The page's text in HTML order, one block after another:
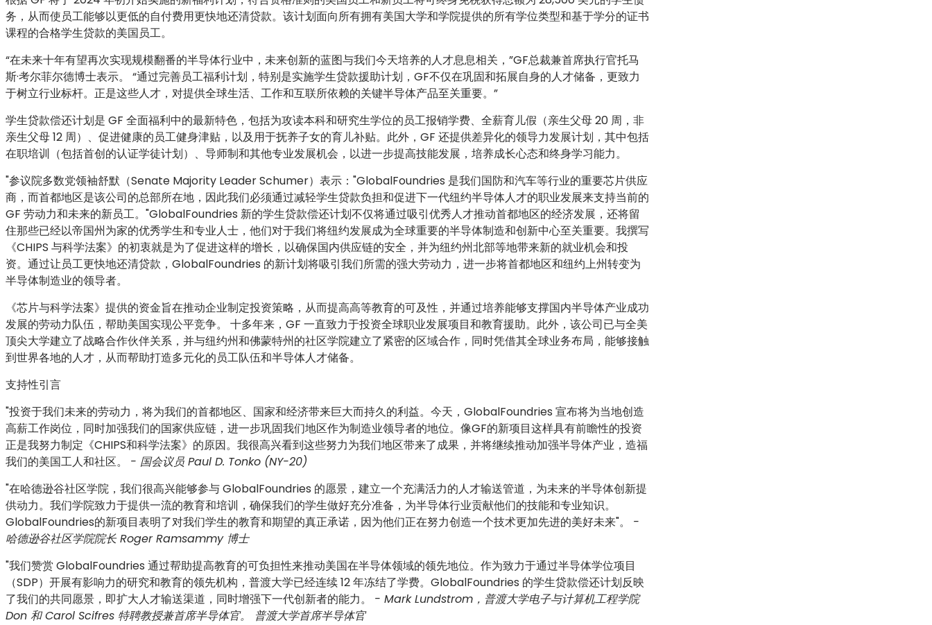
务，从而使员工能够以更低的自付费用更快地还清贷款。该计划面向所有拥有美国大学和学院提供的所有学位类型和基于学分的证书
课程的合格学生贷款的美国员工。
“在未来十年有望再次实现规模翻番的半导体行业中，未来创新的蓝图与我们今天培养的人才息息相关，”GF总裁兼首席执行官托马
斯·考尔菲尔德博士表示。 “通过完善员工福利计划，特别是实施学生贷款援助计划，GF不仅在巩固和拓展自身的人才储备，更致力
于树立行业标杆。正是这些人才，对提供全球生活、工作和互联所依赖的关键半导体产品至关重要。”
学生贷款偿还计划是 GF 全面福利中的最新特色，包括为攻读本科和研究生学位的员工报销学费、全薪育儿假（亲生父母 20 周，非
亲生父母 12 周）、促进健康的员工健身津贴，以及用于抚养子女的育儿补贴。此外，GF 还提供差异化的领导力发展计划，其中包括
在职培训（包括首创的认证学徒计划）、导师制和其他专业发展机会，以进一步提高技能发展，培养成长心态和终身学习能力。
"参议院多数党领袖舒默（Senate Majority Leader Schumer）表示："GlobalFoundries 是我们国防和汽车等行业的重要芯片供应
商，而首都地区是该公司的总部所在地，因此我们必须通过减轻学生贷款负担和促进下一代纽约半导体人才的职业发展来支持当前的
GF 劳动力和未来的新员工。"GlobalFoundries 新的学生贷款偿还计划不仅将通过吸引优秀人才推动首都地区的经济发展，还将留
住那些已经以帝国州为家的优秀学生和专业人士，他们对于我们将纽约发展成为全球重要的半导体制造和创新中心至关重要。我撰写
《CHIPS 与科学法案》的初衷就是为了促进这样的增长，以确保国内供应链的安全，并为纽约州北部等地带来新的就业机会和投
资。通过让员工更快地还清贷款，GlobalFoundries 的新计划将吸引我们所需的强大劳动力，进一步将首都地区和纽约上州转变为
半导体制造业的领导者。
《芯片与科学法案》提供的资金旨在推动企业制定投资策略，从而提高高等教育的可及性，并通过培养能够支撑国内半导体产业成功
发展的劳动力队伍，帮助美国实现公平竞争。 十多年来，GF 一直致力于投资全球职业发展项目和教育援助。此外，该公司已与全美
顶尖大学建立了战略合作伙伴关系，并与纽约州和佛蒙特州的社区学院建立了紧密的区域合作，同时凭借其全球业务布局，能够接触
到世界各地的人才，从而帮助打造多元化的员工队伍和半导体人才储备。
支持性引言
"投资于我们未来的劳动力，将为我们的首都地区、国家和经济带来巨大而持久的利益。今天，GlobalFoundries 宣布将为当地创造
高薪工作岗位，同时加强我们的国家供应链，进一步巩固我们地区作为制造业领导者的地位。像GF的新项目这样具有前瞻性的投资
正是我努力制定《CHIPS和科学法案》的原因。我很高兴看到这些努力为我们地区带来了成果，并将继续推动加强半导体产业，造福
我们的美国工人和社区。 - 国会议员 Paul D. Tonko (NY-20)
"在哈德逊谷社区学院，我们很高兴能够参与 GlobalFoundries 的愿景，建立一个充满活力的人才输送管道，为未来的半导体创新提
供动力。我们学院致力于提供一流的教育和培训，确保我们的学生做好充分准备，为半导体行业贡献他们的技能和专业知识。
GlobalFoundries的新项目表明了对我们学生的教育和期望的真正承诺，因为他们正在努力创造一个技术更加先进的美好未来"。 -
哈德逊谷社区学院院长 Roger Ramsammy 博士
"我们赞赏 GlobalFoundries 通过帮助提高教育的可负担性来推动美国在半导体领域的领先地位。作为致力于通过半导体学位项目
（SDP）开展有影响力的研究和教育的领先机构，普渡大学已经连续 12 年冻结了学费。GlobalFoundries 的学生贷款偿还计划反映
了我们的共同愿景，即扩大人才输送渠道，同时增强下一代创新者的能力。 - Mark Lundstrom，普渡大学电子与计算机工程学院
Don 和 Carol Scifres 特聘教授兼首席半导体官。 普渡大学首席半导体官